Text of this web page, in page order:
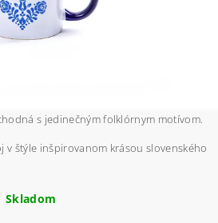
s jedinečným folklórnym motívom.
v štýle inšpirovanom krásou slovenského
Skladom